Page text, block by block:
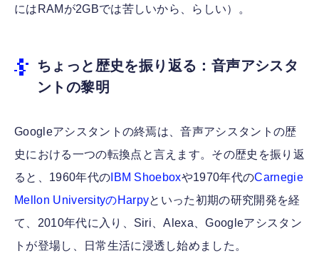
にはRAMが2GBでは苦しいから、らしい）。
ちょっと歴史を振り返る：音声アシスタ
ントの黎明
Googleアシスタントの終焉は、音声アシスタントの歴
史における一つの転換点と言えます。その歴史を振り返
ると、1960年代の IBM Shoeboxや1970年代のCarnegie
Mellon UniversityのHarpyといった初期の研究開発を経
て、2010年代に入り、Siri、Alexa、Googleアシスタン
トが登場し、日常生活に浸透し始めました。